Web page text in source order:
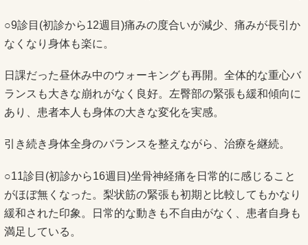
○9診目(初診から12週目)痛みの度合いが減少、痛みが長引か
なくなり身体も楽に。
日課だった昼休み中のウォーキングも再開。全体的な重心バ
ランスも大きな崩れがなく良好。左臀部の緊張も緩和傾向に
あり、患者本人も身体の大きな変化を実感。
引き続き身体全身のバランスを整えながら、治療を継続。
○11診目(初診から16週目)坐骨神経痛を日常的に感じること
がほぼ無くなった。梨状筋の緊張も初期と比較してもかなり
緩和された印象。日常的な動きも不自由がなく、患者自身も
満足している。